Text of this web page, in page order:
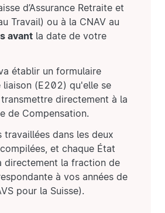
d’Assurance Retraite et
Travail) ou à la CNAV au
avant la date de votre
établir un formulaire
liaison (E202) qu'elle se
directement à la
de Compensation.
travaillées dans les deux
et chaque État
directement la fraction de
à vos années de
pour la Suisse).